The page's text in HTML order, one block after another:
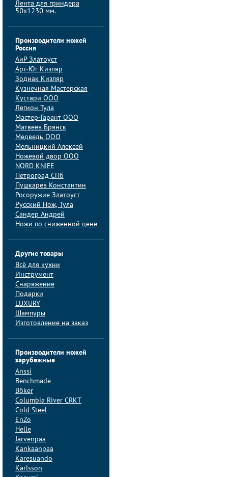
Лента для гриндера
50x1230 мм.
Производители ножей
Россия
АиP Златоуст
Арт-Юг Кизляр
Зодиак Кизляр
Кузнечная Мастерская
Кустари ООО
Легион Тула
Мастер-Гарант ООО
Матвеев Брянск
Медведь ООО
Мельницкий Алексей
Ножевой двор ООО
NORD KNIFE
Петроград СПб
Пушкарев Константин
Росоружие Златоуст
Русский Нож, Тула
Сандер Андрей
Ножи по сниженной цене
Другие товары
Всё для кухни
Инструмент
Снаряжение
Подарки
LUXURY
Шампуры
Изготовление на заказ
Производители ножей
зарубежные
Anssi
Benchmade
Böker
Columbia River CRKT
Cold Steel
EnZo
Helle
Jarvenpaa
Kankaanpaa
Karesuando
Karlsson